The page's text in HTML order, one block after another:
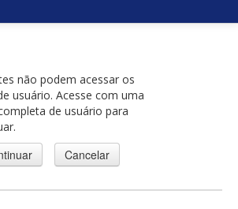
não podem acessar os
usuário. Acesse com uma
de usuário para